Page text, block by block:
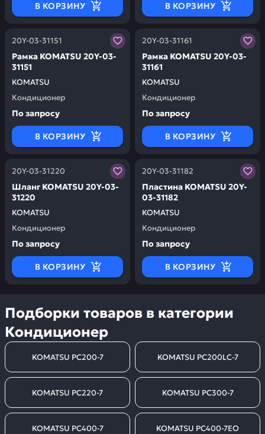
В КОРЗИНУ В КОРЗИНУ
20Y-03-31151
KOMATSU
Рамка KOMATSU 20Y-03-
31151
Кондиционер
Заказывая запчасти у нас, вы получаете гарантию
По запросу
В КОРЗИНУ
20Y-03-31161
KOMATSU
Рамка KOMATSU 20Y-03-
31161
Кондиционер
Заказывая запчасти у
По запросу
В КОРЗИНУ
20Y-03-31220
KOMATSU
Шланг KOMATSU 20Y-03-
31220
Кондиционер
Заказывая запчасти у нас, вы получаете гарантию
По запросу
В КОРЗИНУ
20Y-03-31182
KOMATSU
Пластина KOMATSU 20Y-
03-31182
Кондиционер
Заказывая запчасти у
По запросу
В КОРЗИНУ
Подборки товаров в категории
Кондиционер
KOMATSU PC200-7 KOMATSU PC200LC-7
KOMATSU PC220-7 KOMATSU PC300-7
KOMATSU PC400-7 KOMATSU PC400-7EO